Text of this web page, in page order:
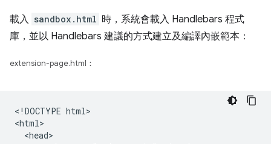
載入 sandbox.html 時，系統會載入 Handlebars 程式
庫，並以 Handlebars 建議的方式建立及編譯內嵌範本：
extension-page.html：
<!DOCTYPE html>
<html>
  <head>